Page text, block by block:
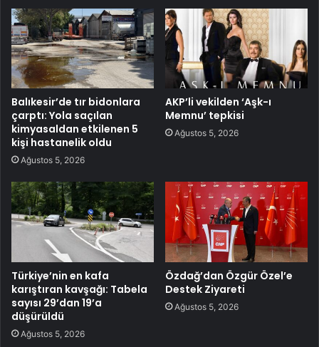
Balıkesir’de tır bidonlara
çarptı: Yola saçılan
kimyasaldan etkilenen 5
kişi hastanelik oldu
Ağustos 5, 2026
AKP’li vekilden ‘Aşk-ı
Memnu’ tepkisi
Ağustos 5, 2026
Türkiye’nin en kafa
karıştıran kavşağı: Tabela
sayısı 29’dan 19’a
düşürüldü
Ağustos 5, 2026
Özdağ’dan Özgür Özel’e
Destek Ziyareti
Ağustos 5, 2026